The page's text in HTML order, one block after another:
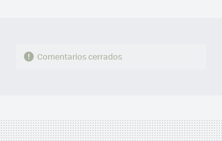
Comentarios cerrados